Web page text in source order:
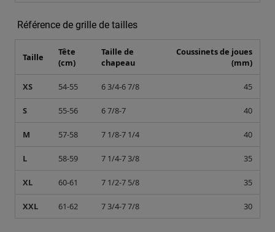
Référence de grille de tailles
Taille
Tête
(cm)
Taille de
chapeau
Coussinets de joues
(mm)
XS 54-55 6 3/4-6 7/8 45
S 55-56 6 7/8-7 40
M 57-58 7 1/8-7 1/4 40
L 58-59 7 1/4-7 3/8 35
XL 60-61 7 1/2-7 5/8 35
XXL 61-62 7 3/4-7 7/8 30